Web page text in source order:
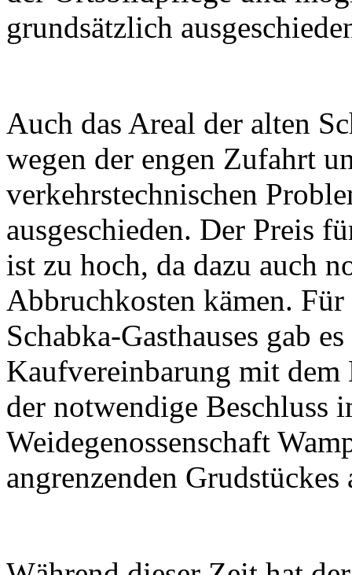
grundsätzlich
Auch das Areal der alten
wegen der engen Zufahrt
verkehrstechnischen
ausgeschieden. Der Preis
ist zu hoch, da dazu auch
Abbruchkosten kämen.
Schabka-Gasthauses gab
Kaufvereinbarung mit dem
der notwendige Beschluss
Weidegenossenschaft
angrenzenden